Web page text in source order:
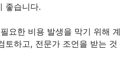
좋습니다.
요한 비용 발생을 막기 위해 계
토하고, 전문가 조언을 받는 것